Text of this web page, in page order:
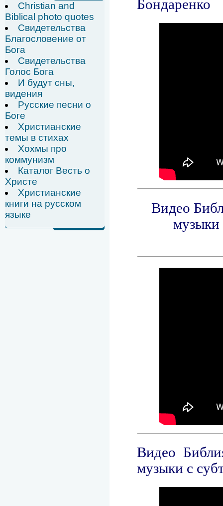
Christian and
Biblical photo quotes
Свидетельства
Благословение от
Бога
Свидетельства
Голос Бога
И будут сны,
видения
Русские песни о
Боге
Христианские
темы в стихах
Хохмы про
коммунизм
Каталог Весть о
Христе
Христианские
книги на русском
языке